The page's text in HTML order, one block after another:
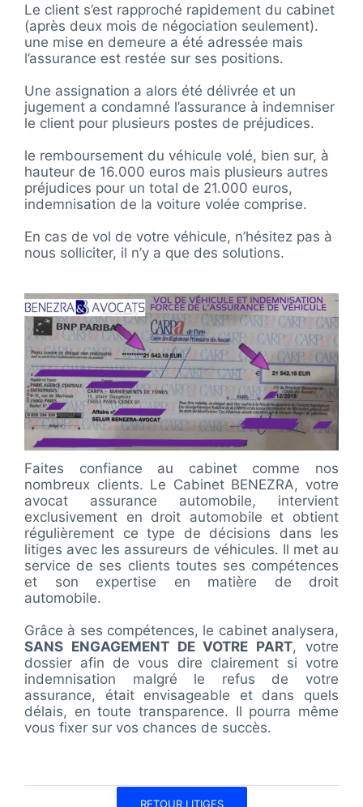
Le client s’est rapproché rapidement du cabinet
(après deux mois de négociation seulement).
une mise en demeure a été adressée mais
l’assurance est restée sur ses positions.
Une assignation a alors été délivrée et un
jugement a condamné l’assurance à indemniser
le client pour plusieurs postes de préjudices.
le remboursement du véhicule volé, bien sur, à
hauteur de 16.000 euros mais plusieurs autres
préjudices pour un total de 21.000 euros,
indemnisation de la voiture volée comprise.
En cas de vol de votre véhicule, n’hésitez pas à
nous solliciter, il n’y a que des solutions.
Faites confiance au cabinet comme nos
nombreux clients. Le Cabinet BENEZRA, votre
avocat assurance automobile, intervient
exclusivement en droit automobile et obtient
régulièrement ce type de décisions dans les
litiges avec les assureurs de véhicules. Il met au
service de ses clients toutes ses compétences
et son expertise en matière de droit
automobile.
Grâce à ses compétences, le cabinet analysera,
SANS ENGAGEMENT DE VOTRE PART, votre
dossier afin de vous dire clairement si votre
indemnisation malgré le refus de votre
assurance, était envisageable et dans quels
délais, en toute transparence. Il pourra même
vous fixer sur vos chances de succès.
RETOUR LITIGES